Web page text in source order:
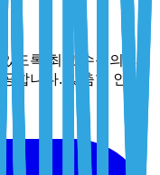
도록 최고 수준의 시
합니다. 맞춤형 인사